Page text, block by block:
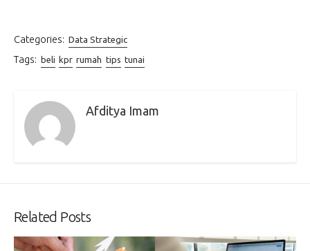
Categories: Data Strategic
Tags: beli kpr rumah tips tunai
Afditya Imam
Related Posts